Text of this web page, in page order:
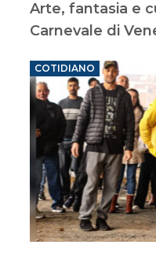
Arte, fantasia e
Carnevale di
COTIDIANO